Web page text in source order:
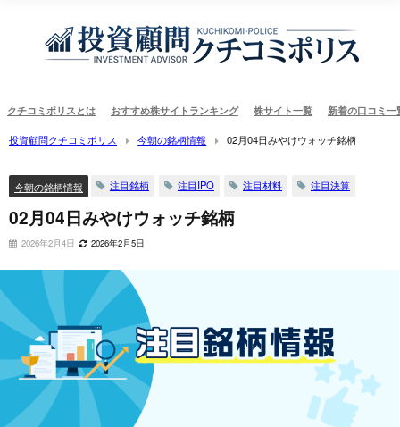
クチコミポリスとは おすすめ株サイトランキング 株サイト一覧 新着の口コミ一
投資顧問クチコミポリス 今朝の銘柄情報 02月04日みやけウォッチ銘柄
今朝の銘柄情報 注目銘柄 注目IPO 注目材料 注目決算
02月04日みやけウォッチ銘柄
2026年2月4日 2026年2月5日